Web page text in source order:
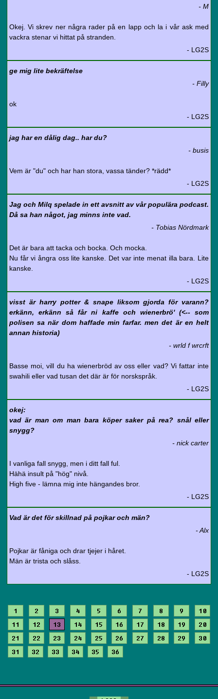
- M
Okej. Vi skrev ner några rader på en lapp och la i vår ask med
vackra stenar vi hittat på stranden.
- LG2S
ge mig lite bekräftelse
- Filly
ok
- LG2S
jag har en dålig dag.. har du?
- busis
Vem är "du" och har han stora, vassa tänder? *rädd*
- LG2S
Jag och Milq spelade in ett avsnitt av vår populära podcast.
Då sa han något, jag minns inte vad.
- Tobias Nördmark
Det är bara att tacka och bocka. Och mocka.
Nu får vi ångra oss lite kanske. Det var inte menat illa bara. Lite
kanske.
- LG2S
visst är harry potter & snape liksom gjorda för varann?
erkänn, erkänn så får ni kaffe och wienerbrö' (<-- som
polisen sa när dom haffade min farfar. men det är en helt
annan historia)
- wrld f wrcrft
Basse moi, vill du ha wienerbröd av oss eller vad? Vi fattar inte
swahili eller vad tusan det där är för norskspråk.
- LG2S
okej:
vad är man om man bara köper saker på rea? snål eller
snygg?
- nick carter
I vanliga fall snygg, men i ditt fall ful.
Hähä insult på "hög" nivå.
High five - lämna mig inte hängandes bror.
- LG2S
Vad är det för skillnad på pojkar och män?
- Alx
Pojkar är fåniga och drar tjejer i håret.
Män är trista och slåss.
- LG2S
1 2 3 4 5 6 7 8 9
10
11
12 13 14 15 16 17 18 19
20
21
22 23 24 25 26 27 28 29
30
31
32 33 34 35 36